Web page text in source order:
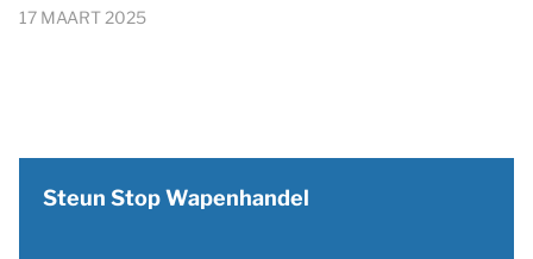
17 MAART 2025
Steun Stop Wapenhandel